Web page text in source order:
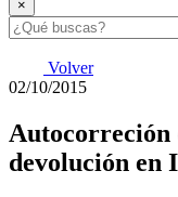
×
Volver
02/10/2015
Autocorreción
devolución en